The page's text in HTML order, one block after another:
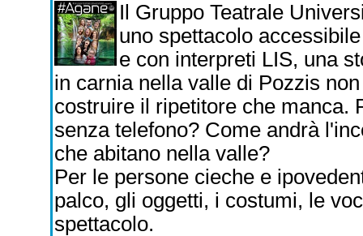
Il Gruppo Teatrale
uno spettacolo
e con interpreti LIS, una
in carnia nella valle di Pozzis
costruire il ripetitore che manca.
senza telefono? Come andrà
che abitano nella valle?
Per le persone cieche e
palco, gli oggetti, i costumi, le
spettacolo.